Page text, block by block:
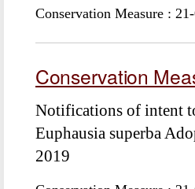
Conservation Measure :
Conservation
Notifications of intent
Euphausia superba
2019